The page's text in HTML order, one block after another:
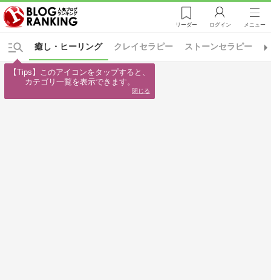
リーダー ログイン メニュー
クレイセラピー ストーンセラピー
癒し・ヒーリング
【Tips】このアイコンをタップすると、
カテゴリ一覧を表示できます。
閉じる